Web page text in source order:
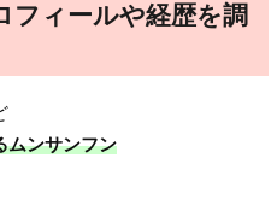
フィールや経歴を調
ムンサンフン